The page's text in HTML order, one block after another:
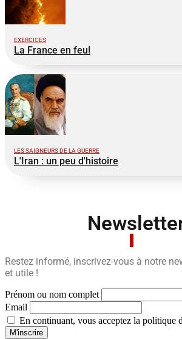
EXERCICES
La France en feu!
LES SAIGNEURS DE LA GUERRE
L'Iran : un peu d'histoire
Restez informé, inscrivez-vous à notre
et utile !
Prénom ou nom complet
Email
En continuant, vous acceptez la politique